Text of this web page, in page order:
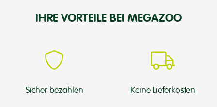
IHRE VORTEILE BEI MEGAZOO
Sicher bezahlen Keine Lieferkosten